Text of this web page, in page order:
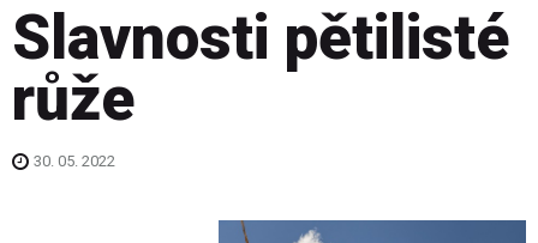
Slavnosti pětilisté
růže
30. 05. 2022